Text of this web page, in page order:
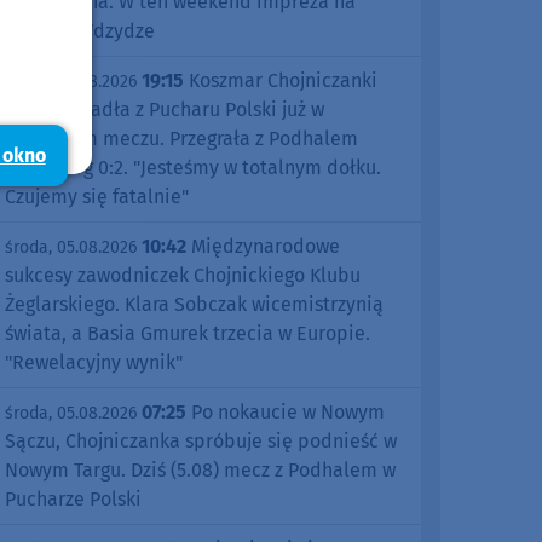
jeziorze Wdzydze
środa, 05.08.2026 19:15 Koszmar Chojniczanki
trwa. Odpadła z Pucharu Polski już w
pierwszym meczu. Przegrała z Podhalem
Nowy Targ 0:2. "Jesteśmy w totalnym dołku.
Czujemy się fatalnie"
środa, 05.08.2026 10:42 Międzynarodowe
sukcesy zawodniczek Chojnickiego Klubu
Żeglarskiego. Klara Sobczak wicemistrzynią
świata, a Basia Gmurek trzecia w Europie.
"Rewelacyjny wynik"
środa, 05.08.2026 07:25 Po nokaucie w Nowym
Sączu, Chojniczanka spróbuje się podnieść w
Nowym Targu. Dziś (5.08) mecz z Podhalem w
Pucharze Polski